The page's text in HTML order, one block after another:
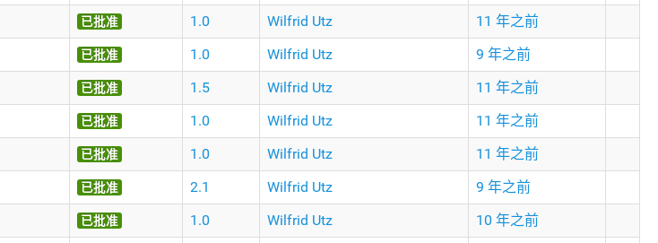
已批准 1.0 Wilfrid Utz
11 年之前
已批准 1.0 Wilfrid Utz
9 年之前
已批准 1.5 Wilfrid Utz
11 年之前
已批准 1.0 Wilfrid Utz
11 年之前
已批准 1.0 Wilfrid Utz
11 年之前
已批准 2.1 Wilfrid Utz
9 年之前
已批准 1.0 Wilfrid Utz
10 年之前